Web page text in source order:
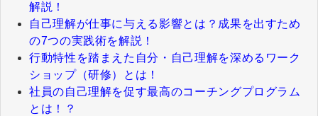
解説！
自己理解が仕事に与える影響とは？成果を出すため
の7つの実践術を解説！
行動特性を踏まえた自分・自己理解を深めるワーク
ショップ（研修）とは！
社員の自己理解を促す最高のコーチングプログラム
とは！？